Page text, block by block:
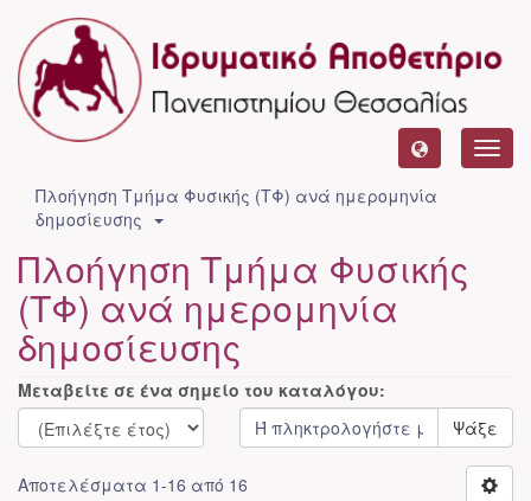
Πλοήγηση Τμήμα Φυσικής (ΤΦ) ανά ημερομηνία
δημοσίευσης
Πλοήγηση Τμήμα Φυσικής
(ΤΦ) ανά ημερομηνία
δημοσίευσης
Μεταβείτε σε ένα σημείο του καταλόγου:
Ψάξε
Αποτελέσματα 1-16 από 16